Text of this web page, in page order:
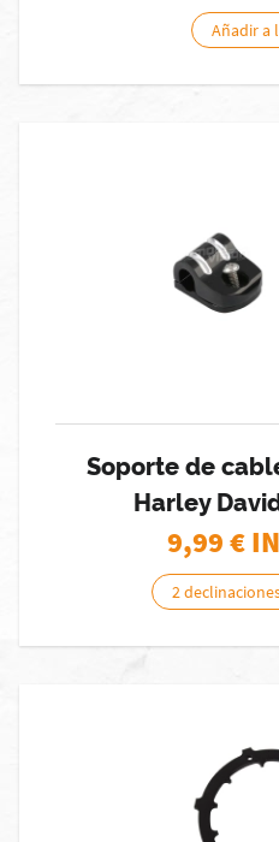
Añadir a
Soporte de
Harley
9,99€
2